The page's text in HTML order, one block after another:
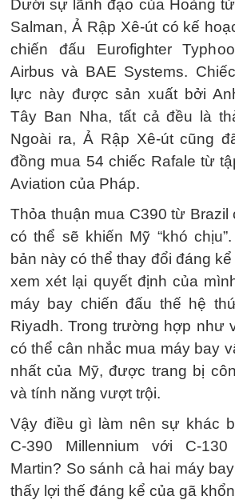
Dưới sự lãnh đạo của Hoàng
Salman, Ả Rập Xê-út có kế
chiến đấu Eurofighter
Airbus và BAE Systems.
lực này được sản xuất bởi
Tây Ban Nha, tất cả đều là
Ngoài ra, Ả Rập Xê-út cũng
đồng mua 54 chiếc Rafale từ
Aviation của Pháp.
Thỏa thuận mua C390 từ Brazil
có thể sẽ khiến Mỹ “khó
bản này có thể thay đổi đáng
xem xét lại quyết định của
máy bay chiến đấu thế hệ
Riyadh. Trong trường hợp như
có thể cân nhắc mua máy bay
nhất của Mỹ, được trang bị
và tính năng vượt trội.
Vậy điều gì làm nên sự khác
C-390 Millennium với C-
Martin? So sánh cả hai máy
thấy lợi thế đáng kể của gã